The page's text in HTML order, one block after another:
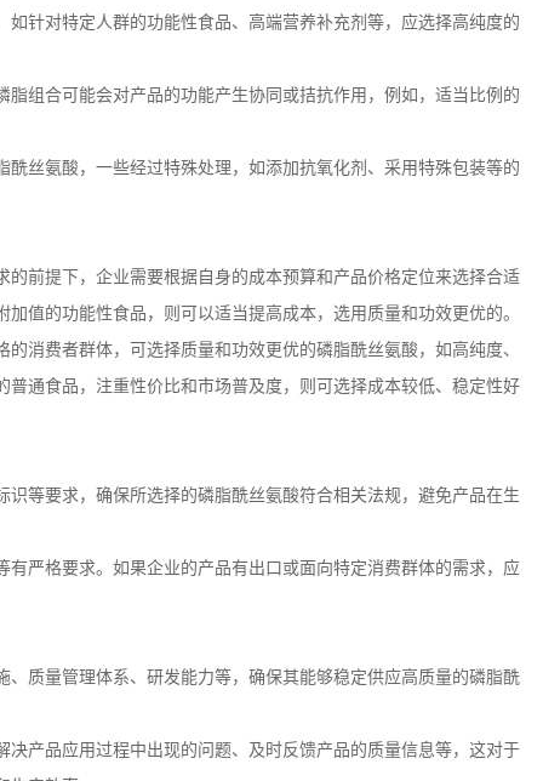
针对特定人群的功能性食品、高端营养补充剂等，应选择高纯度的
组合可能会对产品的功能产生协同或拮抗作用，例如，适当比例的
丝氨酸，一些经过特殊处理，如添加抗氧化剂、采用特殊包装等的
前提下，企业需要根据自身的成本预算和产品价格定位来选择合适
值的功能性食品，则可以适当提高成本，选用质量和功效更优的。
消费者群体，可选择质量和功效更优的磷脂酰丝氨酸，如高纯度、
通食品，注重性价比和市场普及度，则可选择成本较低、稳定性好
等要求，确保所选择的磷脂酰丝氨酸符合相关法规，避免产品在生
严格要求。如果企业的产品有出口或面向特定消费群体的需求，应
质量管理体系、研发能力等，确保其能够稳定供应高质量的磷脂酰
产品应用过程中出现的问题、及时反馈产品的质量信息等，这对于